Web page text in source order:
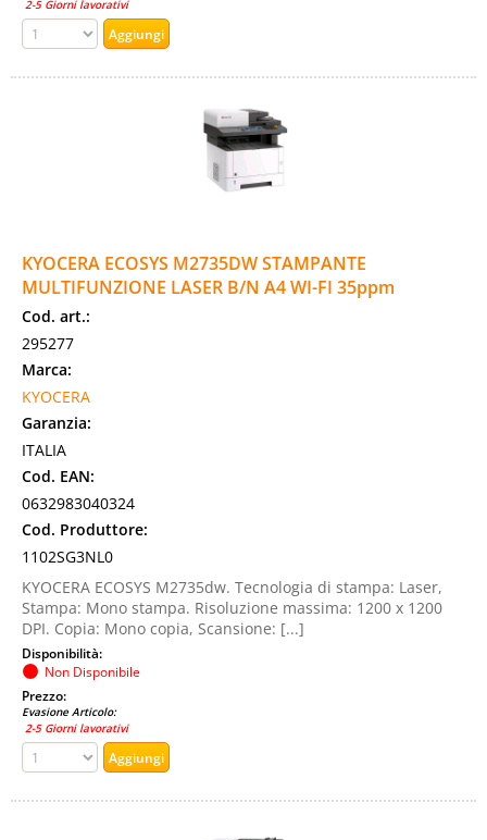
2-5 Giorni lavorativi
KYOCERA ECOSYS M2735DW STAMPANTE
MULTIFUNZIONE LASER B/N A4 WI-FI 35ppm
Cod. art.:
295277
Marca:
KYOCERA
Garanzia:
ITALIA
Cod. EAN:
0632983040324
Cod. Produttore:
1102SG3NL0
KYOCERA ECOSYS M2735dw. Tecnologia di stampa: Laser,
Stampa: Mono stampa. Risoluzione massima: 1200 x 1200
DPI. Copia: Mono copia, Scansione: [...]
Disponibilità:
Non Disponibile
Prezzo:
Evasione Articolo:
2-5 Giorni lavorativi